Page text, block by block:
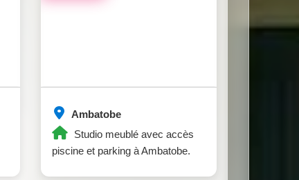
Ambatobe
Studio meublé avec accès
piscine et parking à Ambatobe.